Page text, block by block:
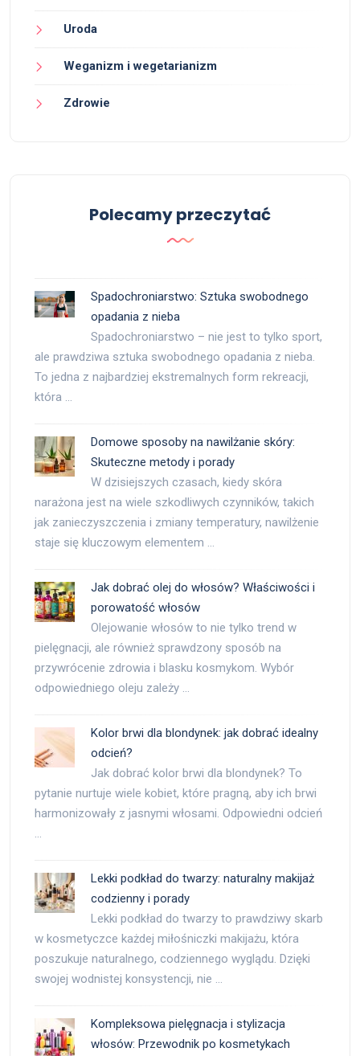
Uroda
Weganizm i wegetarianizm
Zdrowie
Polecamy przeczytać
Spadochroniarstwo: Sztuka swobodnego
opadania z nieba
Spadochroniarstwo – nie jest to tylko sport,
ale prawdziwa sztuka swobodnego opadania z nieba.
To jedna z najbardziej ekstremalnych form rekreacji,
która …
Domowe sposoby na nawilżanie skóry:
Skuteczne metody i porady
W dzisiejszych czasach, kiedy skóra
narażona jest na wiele szkodliwych czynników, takich
jak zanieczyszczenia i zmiany temperatury, nawilżenie
staje się kluczowym elementem …
Jak dobrać olej do włosów? Właściwości i
porowatość włosów
Olejowanie włosów to nie tylko trend w
pielęgnacji, ale również sprawdzony sposób na
przywrócenie zdrowia i blasku kosmykom. Wybór
odpowiedniego oleju zależy …
Kolor brwi dla blondynek: jak dobrać idealny
odcień?
Jak dobrać kolor brwi dla blondynek? To
pytanie nurtuje wiele kobiet, które pragną, aby ich brwi
harmonizowały z jasnymi włosami. Odpowiedni odcień
…
Lekki podkład do twarzy: naturalny makijaż
codzienny i porady
Lekki podkład do twarzy to prawdziwy skarb
w kosmetyczce każdej miłośniczki makijażu, która
poszukuje naturalnego, codziennego wyglądu. Dzięki
swojej wodnistej konsystencji, nie …
Kompleksowa pielęgnacja i stylizacja
włosów: Przewodnik po kosmetykach